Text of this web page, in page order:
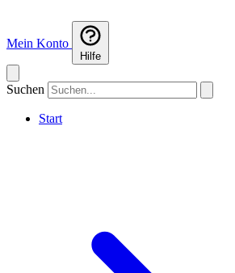
Mein Konto
Hilfe
Suchen
Start